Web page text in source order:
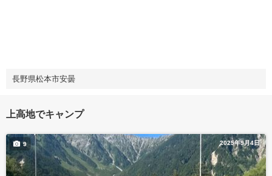
長野県松本市安曇
上高地でキャンプ
2025年9月4日
9